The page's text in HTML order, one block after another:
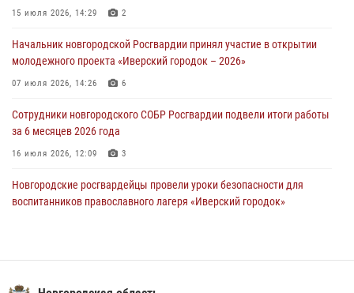
Новгородские росгвардейцы задержали мужчину
Телесюжет в программе "Новгородское областное телевидение.
Новости часа." от 29 июля 2026 года. Новгородские призывники
29 июля 2026, 12:54 1
15 июля 2026, 14:29 2
Начальник новгородской Росгвардии принял участие в открытии
молодежного проекта «Иверский городок – 2026»
07 июля 2026, 14:26 6
Сотрудники новгородского СОБР Росгвардии подвели итоги работы
за 6 месяцев 2026 года
16 июля 2026, 12:09 3
Новгородские росгвардейцы провели уроки безопасности для
воспитанников православного лагеря «Иверский городок»